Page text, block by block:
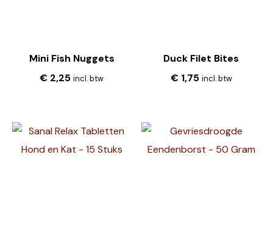
Mini Fish Nuggets
€ 2,25 incl. btw
Duck Filet Bites
€1,75 incl. btw